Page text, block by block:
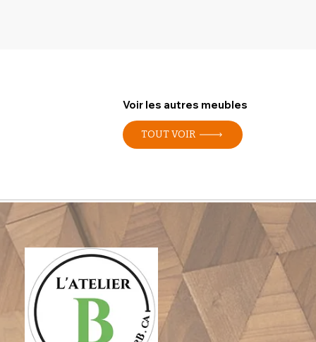
Voir les autres meubles
TOUT VOIR